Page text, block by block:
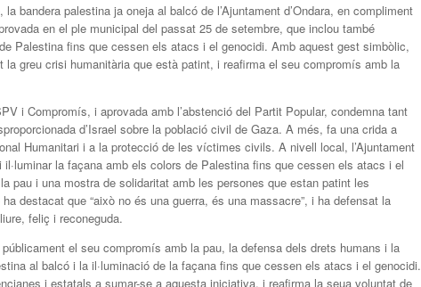
la bandera palestina ja oneja al balcó de l’Ajuntament d’Ondara, en compliment
en el ple municipal del passat 25 de setembre, que inclou també
Palestina fins que cessen els atacs i el genocidi. Amb aquest gest simbòlic,
greu crisi humanitària que està patint, i reafirma el seu compromís amb la
i Compromís, i aprovada amb l’abstenció del Partit Popular, condemna tant
d’Israel sobre la població civil de Gaza. A més, fa una crida a
Humanitari i a la protecció de les víctimes civils. A nivell local, l’Ajuntament
la façana amb els colors de Palestina fins que cessen els atacs i el
pau i una mostra de solidaritat amb les persones que estan patint les
destacat que “això no és una guerra, és una massacre”, i ha defensat la
feliç i reconeguda.
el seu compromís amb la pau, la defensa dels drets humans i la
al balcó i la il·luminació de la façana fins que cessen els atacs i el genocidi.
i estatals a sumar-se a aquesta iniciativa, i reafirma la seua voluntat de